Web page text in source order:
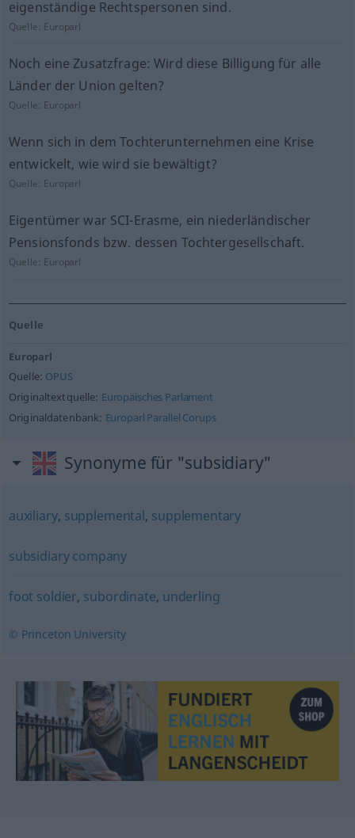
eigenständige Rechtspersonen sind.
Quelle: Europarl
Noch eine Zusatzfrage: Wird diese Billigung für alle
Länder der Union gelten?
Quelle: Europarl
Wenn sich in dem Tochterunternehmen eine Krise
entwickelt, wie wird sie bewältigt?
Quelle: Europarl
Eigentümer war SCI-Erasme, ein niederländischer
Pensionsfonds bzw. dessen Tochtergesellschaft.
Quelle: Europarl
Quelle
Europarl
Quelle: OPUS
Originaltextquelle: Europäisches Parlament
Originaldatenbank: Europarl Parallel Corups
Synonyme für "subsidiary"
auxiliary, supplemental, supplementary
subsidiary company
foot soldier, subordinate, underling
© Princeton University